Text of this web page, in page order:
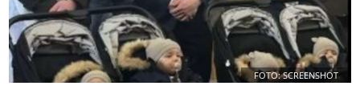
FOTO: SCREENSHOT